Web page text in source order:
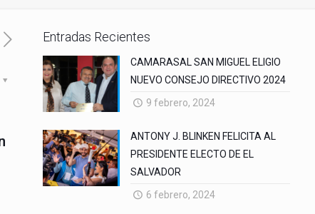
Entradas Recientes
CAMARASAL SAN MIGUEL ELIGIO
NUEVO CONSEJO DIRECTIVO 2024
9 febrero, 2024
ANTONY J. BLINKEN FELICITA AL
PRESIDENTE ELECTO DE EL
SALVADOR
6 febrero, 2024